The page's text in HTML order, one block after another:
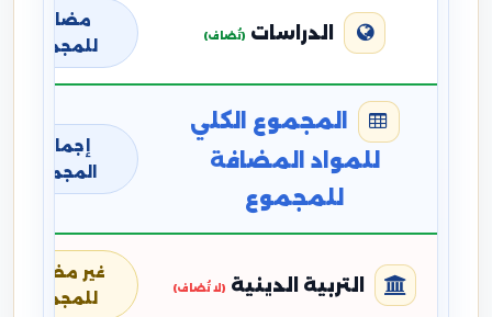
الدراسات (تُضاف)
مضافة
للمجموع
المجموع الكلي
للمواد المضافة
للمجموع
إجمالي
المجموع
التربية الدينية (لا تُضاف)
غير مضافة
للمجموع